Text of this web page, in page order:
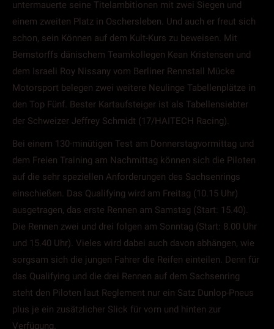
untermauerte seine Titelambitionen mit zwei Siegen und
einem zweiten Platz in Oschersleben. Und auch er freut sich
schon, sein Können auf dem Kult-Kurs zu beweisen. Mit
Bernstorffs dänischem Teamkollegen Kean Kristensen und
dem Israeli Roy Nissany vom Berliner Rennstall Mücke
Motorsport belegen zwei weitere Neulinge Tabellenplätze in
den Top Fünf. Bester Kartaufsteiger ist als Tabellensiebter
der Schweizer Jeffrey Schmidt (17/HAITECH Racing).
Bei einem 130-minütigen Test am Donnerstagvormittag und
dem Freien Training am Nachmittag können sich die Piloten
auf die sehr speziellen Anforderungen des Sachsenrings
einschießen. Das Qualifying wird am Freitag (10.15 Uhr)
ausgetragen, das erste Rennen am Samstag (Start: 15.40).
Die Rennen zwei und drei folgen am Sonntag (Start: 8.00 Uhr
und 15.40 Uhr). Vieles wird dabei auch davon abhängen, wie
sorgsam sich die jungen Fahrer die Reifen einteilen. Denn für
das Qualifying und die drei Rennen auf dem Sachsenring
steht den Piloten laut Reglement nur ein Satz Dunlop-Pneus
plus je ein zusätzlicher Slick für vorn und hinten zur
Verfügung.